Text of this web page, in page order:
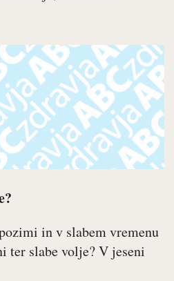
in v slabem vremenu
ter slabe volje? V jeseni